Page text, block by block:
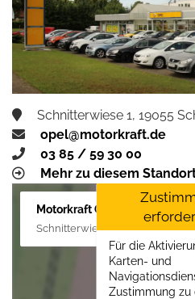
Schnitterwiese 1, 19055
opel@motorkraft.de
03 85 / 59 30 00
Mehr zu diesem
Motorkraft GmbH
Schnitterwiese 1, 19055
Für die
Karten- und
Zustimmung zu